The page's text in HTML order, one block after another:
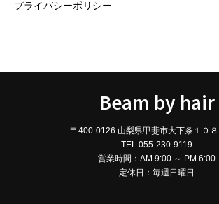
プライバシーポリシー
Beam by hair
〒400-0126 山梨県甲斐市大下条１０８
TEL:055-230-9119
営業時間：AM 9:00 ～ PM 6:00
定休日：毎週日曜日